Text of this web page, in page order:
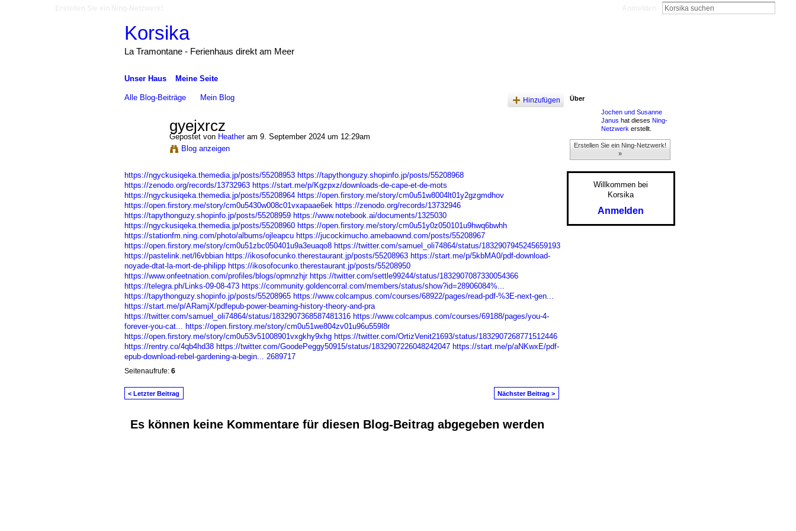
Korsika
La Tramontane - Ferienhaus direkt am Meer
Unser Haus Meine Seite
Alle Blog-Beiträge Mein Blog Hinzufügen
gyejxrcz
Gepostet von Heatheram 9. September 2024 um 12:29am
Blog anzeigen
https://ngyckusiqeka.themedia.jp/posts/55208953 https://tapythonguzy.shopinfo.jp/posts/55208968
https://zenodo.org/records/13732963 https://start.me/p/Kgzpxz/downloads-de-cape-et-de-mots
https://ngyckusiqeka.themedia.jp/posts/55208964 https://open.firstory.me/story/cm0u51w8004lt01y2gzgmdhov
https://open.firstory.me/story/cm0u5430w008c01vxapaae6ek https://zenodo.org/records/13732946
https://tapythonguzy.shopinfo.jp/posts/55208959 https://www.notebook.ai/documents/1325030
https://ngyckusiqeka.themedia.jp/posts/55208960 https://open.firstory.me/story/cm0u51y0z050101u9hwq6bwhh
https://stationfm.ning.com/photo/albums/ojleapcu https://jucockimucho.amebaownd.com/posts/55208967
https://open.firstory.me/story/cm0u51zbc050401u9a3euaqo8 https://twitter.com/samuel_oli74864/status/1832907945245659193
https://pastelink.net/l6vbbian https://ikosofocunko.therestaurant.jp/posts/55208963 https://start.me/p/5kbMA0/pdf-download-
noyade-dtat-la-mort-de-philipp https://ikosofocunko.therestaurant.jp/posts/55208950
https://www.onfeetnation.com/profiles/blogs/opmnzhjr https://twitter.com/settle99244/status/1832907087330054366
https://telegra.ph/Links-09-08-473 https://community.goldencorral.com/members/status/show?id=28906084%...
https://tapythonguzy.shopinfo.jp/posts/55208965 https://www.colcampus.com/courses/68922/pages/read-pdf-%3E-next-gen...
https://start.me/p/ARamjX/pdfepub-power-beaming-history-theory-and-pra
https://twitter.com/samuel_oli74864/status/1832907368587481316 https://www.colcampus.com/courses/69188/pages/you-4-
forever-you-cat... https://open.firstory.me/story/cm0u51we804zv01u96u559l8r
https://open.firstory.me/story/cm0u53v51008901vxgkhy9xhg https://twitter.com/OrtizVenit21693/status/1832907268771512446
https://rentry.co/4qb4hd38 https://twitter.com/GoodePeggy50915/status/1832907226048242047 https://start.me/p/aNKwxE/pdf-
epub-download-rebel-gardening-a-begin... 2689717
Seitenaufrufe: 6
< Letzter Beitrag Nächster Beitrag >
Es können keine Kommentare für diesen Blog-Beitrag abgegeben werden
Über
Jochen und Susanne
Janus hat dieses Ning-
Netzwerk erstellt.
Erstellen Sie ein Ning-Netzwerk!
»
Willkommen bei
Korsika
Anmelden